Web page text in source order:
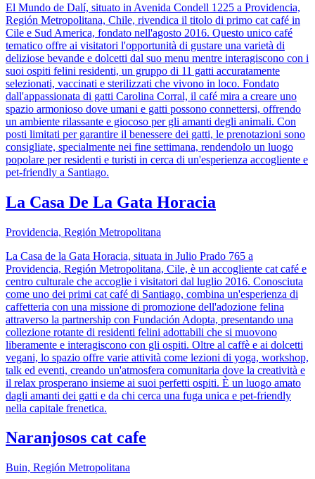
El Mundo de Dalí, situato in Avenida Condell 1225 a Providencia,
Región Metropolitana, Chile, rivendica il titolo di primo cat café in
Cile e Sud America, fondato nell'agosto 2016. Questo unico café
tematico offre ai visitatori l'opportunità di gustare una varietà di
deliziose bevande e dolcetti dal suo menu mentre interagiscono con i
suoi ospiti felini residenti, un gruppo di 11 gatti accuratamente
selezionati, vaccinati e sterilizzati che vivono in loco. Fondato
dall'appassionata di gatti Carolina Corral, il café mira a creare uno
spazio armonioso dove umani e gatti possono connettersi, offrendo
un ambiente rilassante e giocoso per gli amanti degli animali. Con
posti limitati per garantire il benessere dei gatti, le prenotazioni sono
consigliate, specialmente nei fine settimana, rendendolo un luogo
popolare per residenti e turisti in cerca di un'esperienza accogliente e
pet-friendly a Santiago.
La Casa De La Gata Horacia
Providencia, Región Metropolitana
La Casa de la Gata Horacia, situata in Julio Prado 765 a
Providencia, Región Metropolitana, Cile, è un accogliente cat café e
centro culturale che accoglie i visitatori dal luglio 2016. Conosciuta
come uno dei primi cat café di Santiago, combina un'esperienza di
caffetteria con una missione di promozione dell'adozione felina
attraverso la partnership con Fundación Adopta, presentando una
collezione rotante di residenti felini adottabili che si muovono
liberamente e interagiscono con gli ospiti. Oltre al caffè e ai dolcetti
vegani, lo spazio offre varie attività come lezioni di yoga, workshop,
talk ed eventi, creando un'atmosfera comunitaria dove la creatività e
il relax prosperano insieme ai suoi perfetti ospiti. È un luogo amato
dagli amanti dei gatti e da chi cerca una fuga unica e pet-friendly
nella capitale frenetica.
Naranjosos cat cafe
Buin, Región Metropolitana